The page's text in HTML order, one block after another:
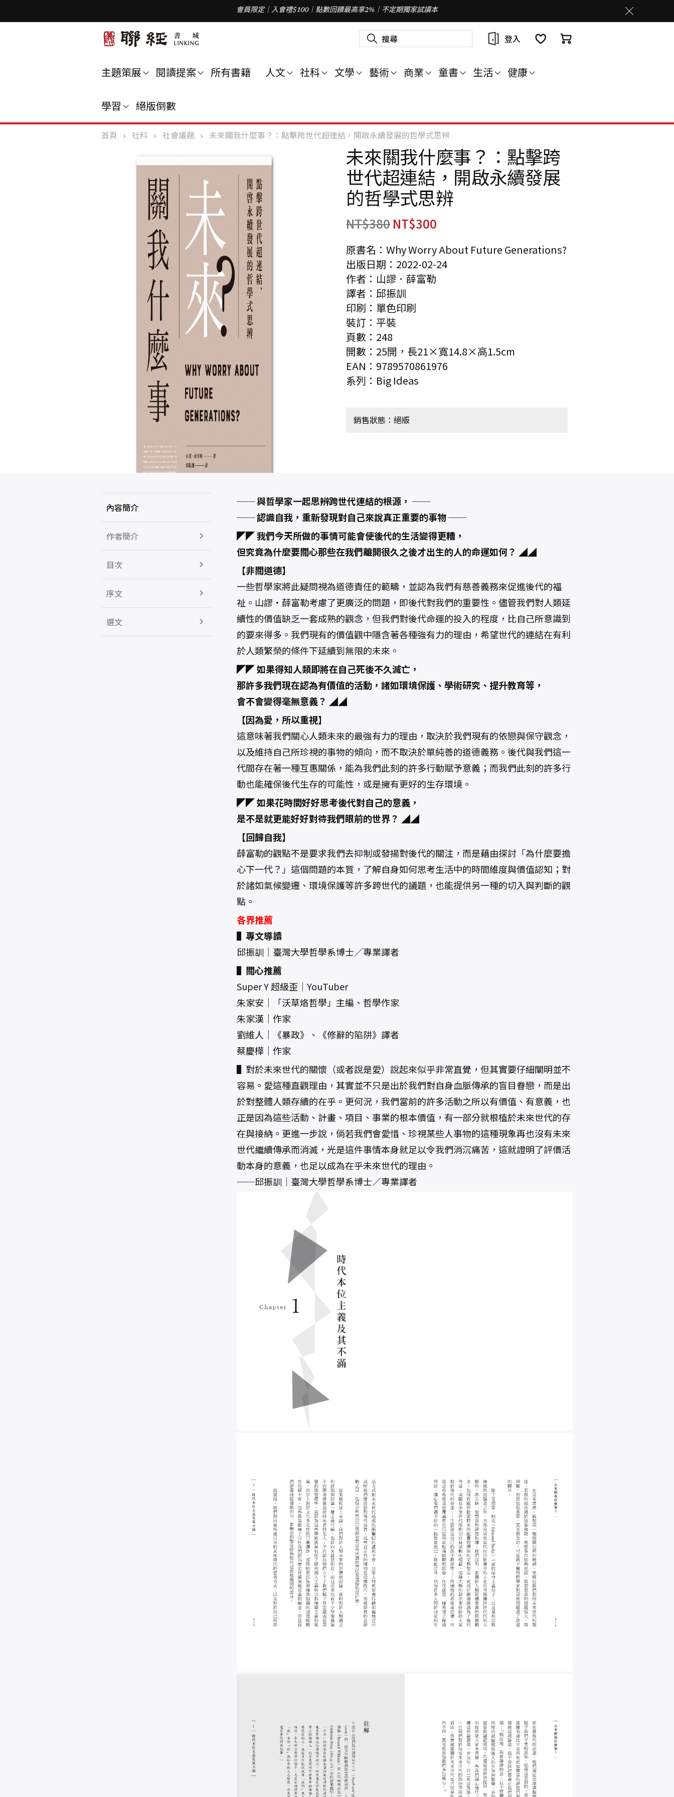
會員限定｜入會禮$100｜點數回饋最高享2%｜不定期獨家試讀本
搜
尋
字
登入
主題策展 閱讀提案 所有書籍 人文 社科 文學 藝術 商業 童書 生活 健康
學習 絕版倒數
首頁 社科 社會議題 未來關我什麼事？：點擊跨世代超連結，開啟永續發展的哲學式思辨
未來關我什麼事？：點擊跨
世代超連結，開啟永續發展
的哲學式思辨
NT$380NT$300
原書名：Why Worry About Future Generations?
出版日期：2022-02-24
作者：山謬．薛富勒
譯者：邱振訓
印刷：單色印刷
裝訂：平裝
頁數：248
開數：25開，長21×寬14.8×高1.5cm
EAN：9789570861976
系列：Big Ideas
銷售狀態：絕版
內容簡介
作者簡介
目次
序文
選文
── 與哲學家一起思辨跨世代連結的根源， ──
── 認識自我，重新發現對自己來說真正重要的事物 ──
◤◤ 我們今天所做的事情可能會使後代的生活變得更糟，
但究竟為什麼要關心那些在我們離開很久之後才出生的人的命運如何？ ◢◢
【非關道德】
一些哲學家將此疑問視為道德責任的範疇，並認為我們有慈善義務來促進後代的福
祉。山謬‧薛富勒考慮了更廣泛的問題，即後代對我們的重要性。儘管我們對人類延
續性的價值缺乏一套成熟的觀念，但我們對後代命運的投入的程度，比自己所意識到
的要來得多。我們現有的價值觀中隱含著各種強有力的理由，希望世代的連結在有利
於人類繁榮的條件下延續到無限的未來。
◤◤ 如果得知人類即將在自己死後不久滅亡，
那許多我們現在認為有價值的活動，諸如環境保護、學術研究、提升教育等，
會不會變得毫無意義？ ◢◢
【因為愛，所以重視】
這意味著我們關心人類未來的最強有力的理由，取決於我們現有的依戀與保守觀念，
以及維持自己所珍視的事物的傾向，而不取決於單純善的道德義務。後代與我們這一
代間存在著一種互惠關係，能為我們此刻的許多行動賦予意義；而我們此刻的許多行
動也能確保後代生存的可能性，或是擁有更好的生存環境。
◤◤ 如果花時間好好思考後代對自己的意義，
是不是就更能好好對待我們眼前的世界？ ◢◢
【回歸自我】
薛富勒的觀點不是要求我們去抑制或發揚對後代的關注，而是藉由探討「為什麼要擔
心下一代？」這個問題的本質，了解自身如何思考生活中的時間維度與價值認知；對
於諸如氣候變遷、環境保護等許多跨世代的議題，也能提供另一種的切入與判斷的觀
點。
各界推薦
▌專文導讀
邱振訓│臺灣大學哲學系博士／專業譯者
▌關心推薦
Super Y 超級歪│YouTuber
朱家安│「沃草烙哲學」主編、哲學作家
朱家漢│作家
劉維人│《暴政》、《修辭的陷阱》譯者
蔡慶樺│作家
▌對於未來世代的關懷（或者說是愛）說起來似乎非常直覺，但其實要仔細闡明並不
容易。愛這種直觀理由，其實並不只是出於我們對自身血脈傳承的盲目眷戀，而是出
於對整體人類存續的在乎。更何況，我們當前的許多活動之所以有價值、有意義，也
正是因為這些活動、計畫、項目、事業的根本價值，有一部分就根植於未來世代的存
在與接納。更進一步說，倘若我們會愛惜、珍視某些人事物的這種現象再也沒有未來
世代繼續傳承而消滅，光是這件事情本身就足以令我們消沉痛苦，這就證明了評價活
動本身的意義，也足以成為在乎未來世代的理由。
──邱振訓│臺灣大學哲學系博士／專業譯者